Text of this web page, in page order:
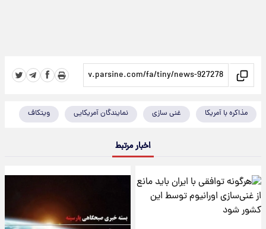
مذاکره با آمریکا غنی سازی نمایندگان آمریکایی ویتکاف
اخبار مرتبط